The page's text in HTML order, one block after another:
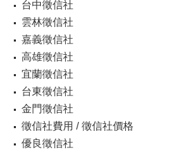
台中徵信社
雲林徵信社
嘉義徵信社
高雄徵信社
宜蘭徵信社
台東徵信社
金門徵信社
徵信社費用 / 徵信社價格
優良徵信社